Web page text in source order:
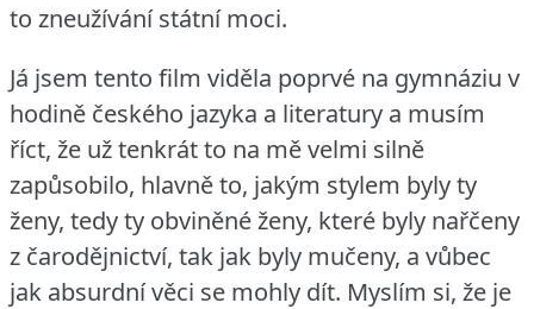
to zneužívání státní moci.
Já jsem tento film viděla poprvé na gymnáziu v
hodině českého jazyka a literatury a musím
říct, že už tenkrát to na mě velmi silně
zapůsobilo, hlavně to, jakým stylem byly ty
ženy, tedy ty obviněné ženy, které byly nařčeny
z čarodějnictví, tak jak byly mučeny, a vůbec
jak absurdní věci se mohly dít. Myslím si, že je